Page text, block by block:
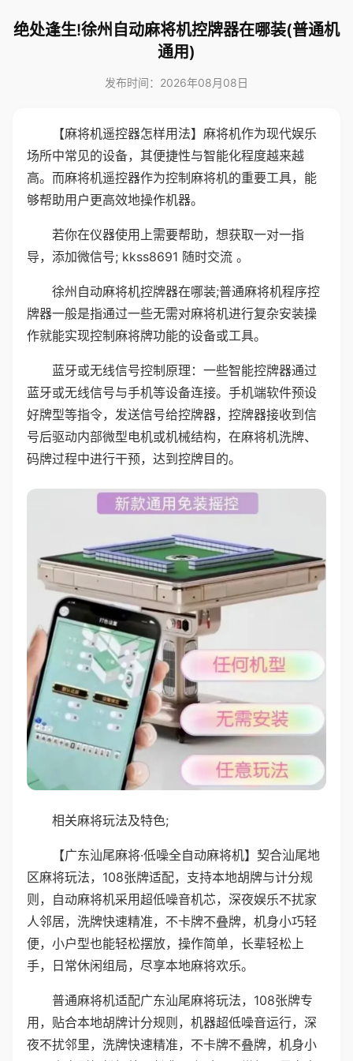
绝处逢生!徐州自动麻将机控牌器在哪装(普通机
通用)
发布时间：2026年08月08日
【麻将机遥控器怎样用法】麻将机作为现代娱乐
场所中常见的设备，其便捷性与智能化程度越来越
高。而麻将机遥控器作为控制麻将机的重要工具，能
够帮助用户更高效地操作机器。
若你在仪器使用上需要帮助，想获取一对一指
导，添加微信号; kkss8691 随时交流 。
徐州自动麻将机控牌器在哪装;普通麻将机程序控
牌器一般是指通过一些无需对麻将机进行复杂安装操
作就能实现控制麻将牌功能的设备或工具。
蓝牙或无线信号控制原理：一些智能控牌器通过
蓝牙或无线信号与手机等设备连接。手机端软件预设
好牌型等指令，发送信号给控牌器，控牌器接收到信
号后驱动内部微型电机或机械结构，在麻将机洗牌、
码牌过程中进行干预，达到控牌目的。
相关麻将玩法及特色;
【广东汕尾麻将·低噪全自动麻将机】契合汕尾地
区麻将玩法，108张牌适配，支持本地胡牌与计分规
则，自动麻将机采用超低噪音机芯，深夜娱乐不扰家
人邻居，洗牌快速精准，不卡牌不叠牌，机身小巧轻
便，小户型也能轻松摆放，操作简单，长辈轻松上
手，日常休闲组局，尽享本地麻将欢乐。
普通麻将机适配广东汕尾麻将玩法，108张牌专
用，贴合本地胡牌计分规则，机器超低噪音运行，深
夜不扰邻里，洗牌快速精准，不卡牌不叠牌，机身小